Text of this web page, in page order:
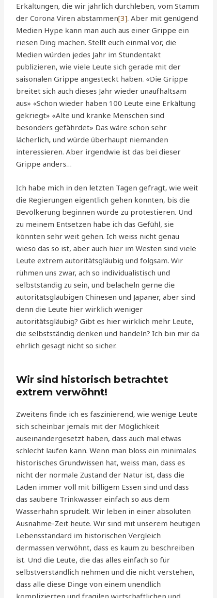
Erkältungen, die wir jährlich durchleben, vom Stamm
der Corona Viren abstammen[3]. Aber mit genügend
Medien Hype kann man auch aus einer Grippe ein
riesen Ding machen. Stellt euch einmal vor, die
Medien würden jedes Jahr im Stundentakt
publizieren, wie viele Leute sich gerade mit der
saisonalen Grippe angesteckt haben. «Die Grippe
breitet sich auch dieses Jahr wieder unaufhaltsam
aus» «Schon wieder haben 100 Leute eine Erkältung
gekriegt» «Alte und kranke Menschen sind
besonders gefährdet» Das wäre schon sehr
lächerlich, und würde überhaupt niemanden
interessieren. Aber irgendwie ist das bei dieser
Grippe anders…
Ich habe mich in den letzten Tagen gefragt, wie weit
die Regierungen eigentlich gehen könnten, bis die
Bevölkerung beginnen würde zu protestieren. Und
zu meinem Entsetzen habe ich das Gefühl, sie
könnten sehr weit gehen. Ich weiss nicht genau
wieso das so ist, aber auch hier im Westen sind viele
Leute extrem autoritätsgläubig und folgsam. Wir
rühmen uns zwar, ach so individualistisch und
selbstständig zu sein, und belächeln gerne die
autoritätsgläubigen Chinesen und Japaner, aber sind
denn die Leute hier wirklich weniger
autoritätsgläubig? Gibt es hier wirklich mehr Leute,
die selbstständig denken und handeln? Ich bin mir da
ehrlich gesagt nicht so sicher.
Wir sind historisch betrachtet
extrem verwöhnt!
Zweitens finde ich es faszinierend, wie wenige Leute
sich scheinbar jemals mit der Möglichkeit
auseinandergesetzt haben, dass auch mal etwas
schlecht laufen kann. Wenn man bloss ein minimales
historisches Grundwissen hat, weiss man, dass es
nicht der normale Zustand der Natur ist, dass die
Läden immer voll mit billigem Essen sind und dass
das saubere Trinkwasser einfach so aus dem
Wasserhahn sprudelt. Wir leben in einer absoluten
Ausnahme-Zeit heute. Wir sind mit unserem heutigen
Lebensstandard im historischen Vergleich
dermassen verwöhnt, dass es kaum zu beschreiben
ist. Und die Leute, die das alles einfach so für
selbstverständlich nehmen und die nicht verstehen,
dass alle diese Dinge von einem unendlich
komplizierten und fragilen wirtschaftlichen und